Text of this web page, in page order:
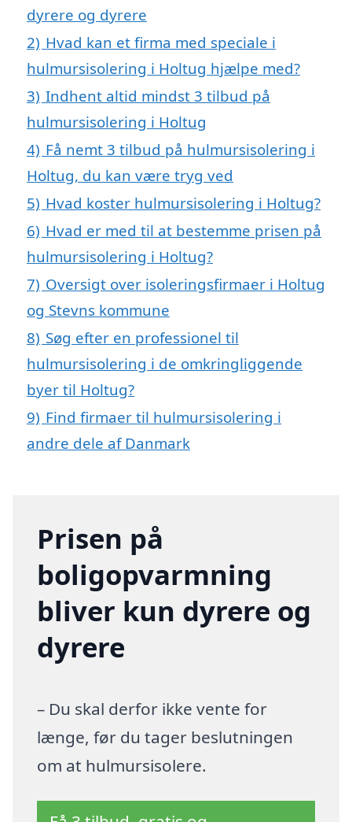
dyrere og dyrere
2) Hvad kan et firma med speciale i
hulmursisolering i Holtug hjælpe med?
3) Indhent altid mindst 3 tilbud på
hulmursisolering i Holtug
4) Få nemt 3 tilbud på hulmursisolering i
Holtug, du kan være tryg ved
5) Hvad koster hulmursisolering i Holtug?
6) Hvad er med til at bestemme prisen på
hulmursisolering i Holtug?
7) Oversigt over isoleringsfirmaer i Holtug
og Stevns kommune
8) Søg efter en professionel til
hulmursisolering i de omkringliggende
byer til Holtug?
9) Find firmaer til hulmursisolering i
andre dele af Danmark
Prisen på
boligopvarmning
bliver kun dyrere og
dyrere
– Du skal derfor ikke vente for
længe, før du tager beslutningen
om at hulmursisolere.